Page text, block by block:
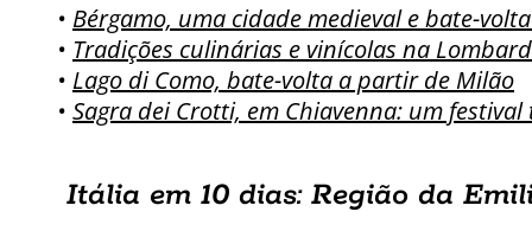
• Bérgamo, uma cidade medieval e bate-
• Tradições culinárias e vinícolas na
• Lago di Como, bate-volta a partir de Milão
• Sagra dei Crotti, em Chiavenna: um
Itália em 10 dias: Região da